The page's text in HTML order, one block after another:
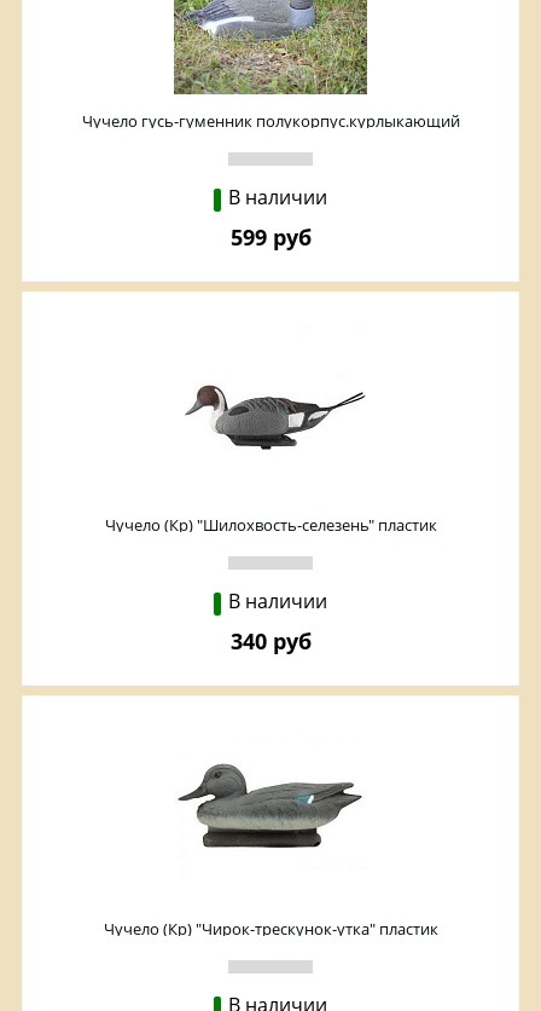
Чучело гусь-гуменник полукорпус.курлыкающий
В наличии
599 руб
Чучело (Кр) "Шилохвость-селезень" пластик
В наличии
340 руб
Чучело (Кр) "Чирок-трескунок-утка" пластик
В наличии